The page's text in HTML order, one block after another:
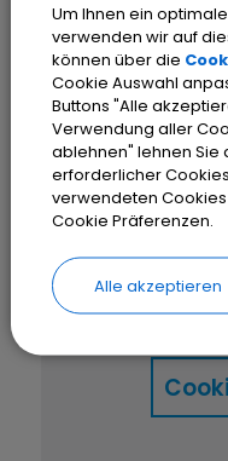
derzeit
Bitte
Um Ihnen ein
verwenden wir auf
können über die
Cookie Auswahl
Buttons "Alle
Verwendung aller
ablehnen" lehnen Sie
erforderlicher
verwendeten
Cookie Präferenzen.
Alle akzeptieren